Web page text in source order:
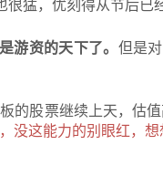
猛，优刻得从节后已
游资的天下了。 但是
的股票继续上天，估
没这能力的别眼红，